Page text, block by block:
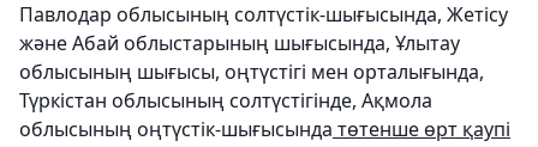
Павлодар облысының солтүстік-шығысында, Жетісу
және Абай облыстарының шығысында, Ұлытау
облысының шығысы, оңтүстігі мен орталығында,
Түркістан облысының солтүстігінде, Ақмола
облысының оңтүстік-шығысында төтенше өрт қаупі